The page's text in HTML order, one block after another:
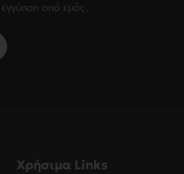
από εμάς.
Χρήσιμα Links